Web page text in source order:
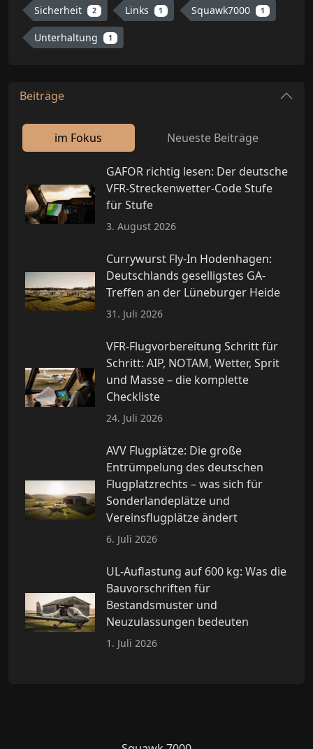
Sicherheit 2 Links 1 Squawk7000 1
Unterhaltung 1
Beiträge
im Fokus Neueste Beiträge
GAFOR richtig lesen: Der deutsche
VFR-Streckenwetter-Code Stufe
für Stufe
3. August 2026
Currywurst Fly-In Hodenhagen:
Deutschlands geselligstes GA-
Treffen an der Lüneburger Heide
31. Juli 2026
VFR-Flugvorbereitung Schritt für
Schritt: AIP, NOTAM, Wetter, Sprit
und Masse – die komplette
Checkliste
24. Juli 2026
AVV Flugplätze: Die große
Entrümpelung des deutschen
Flugplatzrechts – was sich für
Sonderlandeplätze und
Vereinsflugplätze ändert
6. Juli 2026
UL-Auflastung auf 600 kg: Was die
Bauvorschriften für
Bestandsmuster und
Neuzulassungen bedeuten
1. Juli 2026